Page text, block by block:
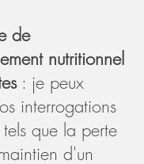
de
nutritionnel
: je peux
interrogations
tels que la perte
d'un